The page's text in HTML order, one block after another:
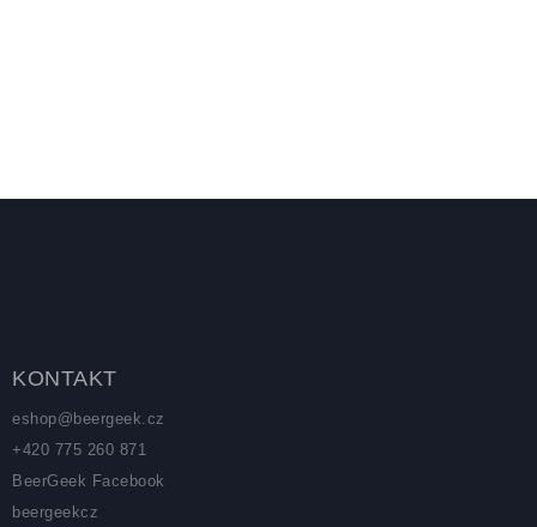
KONTAKT
eshop@beergeek.cz
+420 775 260 871
BeerGeek Facebook
beergeekcz